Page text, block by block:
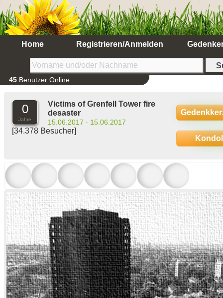
Home Registrieren/Anmelden
45 Benutzer Online
0
Jahre
Victims of Grenfell Tower fire
desaster
15.06.2017 - 15.06.2017
[34.378 Besucher]